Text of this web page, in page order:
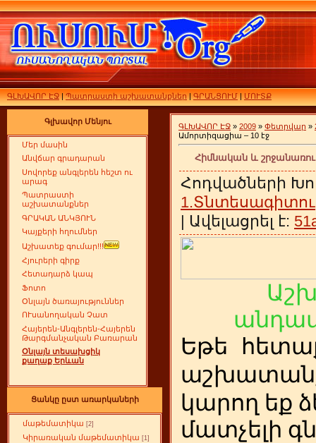
ԳԼԽԱՎՈՐ ԷՋ|Պատրաստի աշխատանքներ|ԳՐԱՆՑՈՒՄ|ՄՈՒՏՔ
Գլխավոր Մենյու
Մեր մասին
Անվճար գրադարան
Սովորեք անգլերեն հեշտ ու
արագ
Պատրաստի
աշխատանքներ
ԳՐԱԿԱՆ ԱՆԿՅՈՒՆ
Կայքերի հղումներ
Աշխատեք գումար!!!
Հյուրերի գիրք
Հետադարձ կապ
Ֆոտո
Օնլայն ծառայություններ
ՈՒսանողական Չատ
Հայերեն-Անգլերեն-Հայերեն
Թարգմանչական Բառարան
Օնլայն տեսախցիկ
քաղաք Երևան
Ցանկը ըստ առարկաների
մաթեմատիկա [2]
Կիրառական մաթեմատիկա [1]
ԳԼԽԱՎՈՐ ԷՋ » 2009 » Փետրվար »
Ամորտիզացիա – 10 էջ
Հիմնական և
Հոդվածների
| Ավելացրել է:
Եթե հ
կարող եք
մատչելի